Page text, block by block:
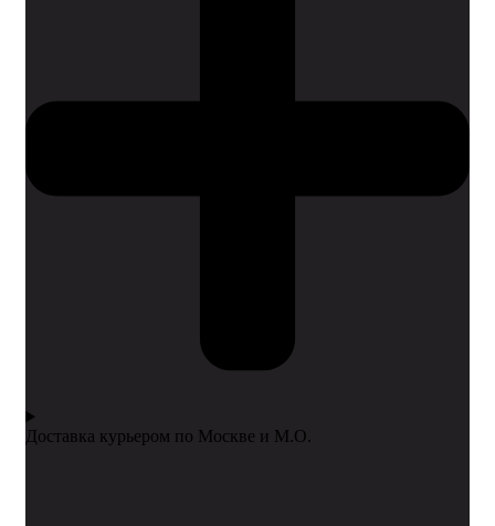
Доставка курьером по Москве и М.О.